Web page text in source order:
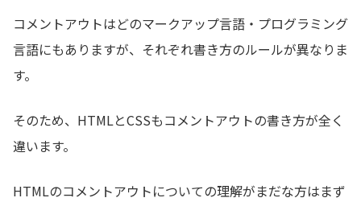
コメントアウトはどのマークアップ言語・プログラミング
言語にもありますが、それぞれ書き方のルールが異なりま
す。
そのため、HTMLとCSSもコメントアウトの書き方が全く
違います。
HTMLのコメントアウトについての理解がまだな方はまず